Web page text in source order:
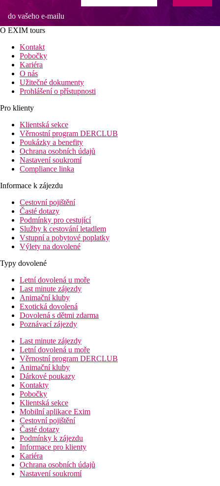
do vašeho e-mailu
O EXIM tours
Kontakt
Pobočky
Kariéra
O nás
Užitečné dokumenty
Prohlášení o přístupnosti
Pro klienty
Klientská sekce
Věrnostní program DERCLUB
Poukázky a benefity
Ochrana osobních údajů
Nastavení soukromí
Compliance linka
Informace k zájezdu
Cestovní pojištění
Časté dotazy
Podmínky pro cestující
Služby k cestování letadlem
Vstupní a pobytové poplatky
Výlety na dovolené
Typy dovolené
Letní dovolená u moře
Last minute zájezdy
Animační kluby
Exotická dovolená
Dovolená s dětmi zdarma
Poznávací zájezdy
Last minute zájezdy
Letní dovolená u moře
Věrnostní program DERCLUB
Animační kluby
Dárkové poukazy
Kontakty
Pobočky
Klientská sekce
Mobilní aplikace Exim
Cestovní pojištění
Časté dotazy
Podmínky k zájezdu
Informace pro klienty
Kariéra
Ochrana osobních údajů
Nastavení soukromí